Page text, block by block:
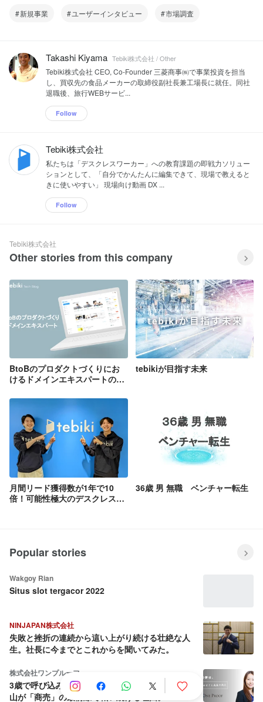
新規事業 ユーザーインタビュー 市場調査
Takashi Kiyama Tebiki株式会社 / Other
Tebiki株式会社 CEO, Co-Founder 三菱商事㈱で事業投資を担当
し、買収先の食品メーカーの取締役副社長兼工場長に就任。同社
退職後、旅行WEBサービ...
Follow
Tebiki株式会社
私たちは「デスクレスワーカー」への教育課題の即戦力ソリュー
ションとして、「自分でかんたんに編集できて、現場で教えると
きに使いやすい」 現場向け動画 DX ...
Follow
Tebiki株式会社
Other stories from this company
BtoBのプロダクトづくりにお
けるドメインエキスパートの重
tebikiが目指す未来
月間リード獲得数が1年で10
倍！可能性極大のデスクレス
36歳 男 無職 ベンチャー転生
Popular stories
Wakgoy Rian
Situs slot tergacor 2022
NINJAPAN株式会社
失敗と挫折の連続から這い上がり続ける壮絶な人
生。社長に今までとこれからを聞いてみた。
株式会社ワンプルーフ
3歳で呼び込み、18歳でEC開設。女性経営者・平
山が「商売」の最前線で戦い続ける理由。